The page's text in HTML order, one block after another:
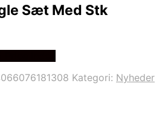
Sæt Med Stk
Kategori: Nyheder